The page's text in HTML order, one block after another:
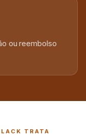
ou reembolso
TRATA